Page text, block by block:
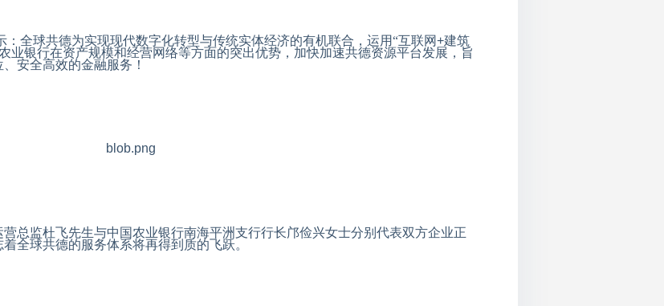
全球共德为实现现代数字化转型与传统实体经济的有机联合，运用“互联网+建筑
业银行在资产规模和经营网络等方面的突出优势，加快加速共德资源平台发展，旨
安全高效的金融服务！
总监杜飞先生与中国农业银行南海平洲支行行长邝俭兴女士分别代表双方企业正
全球共德的服务体系将再得到质的飞跃。